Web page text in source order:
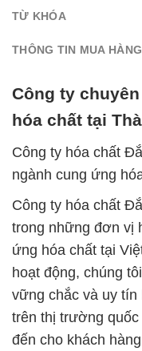
TỪ KHÓA
THÔNG TIN MUA HÀNG
Công ty
hóa chất tại
Công ty hóa chất
ngành cung ứng
Công ty hóa chất
trong những đơn vị
ứng hóa chất tại
hoạt động, chúng
vững chắc và uy
trên thị trường
đến cho khách